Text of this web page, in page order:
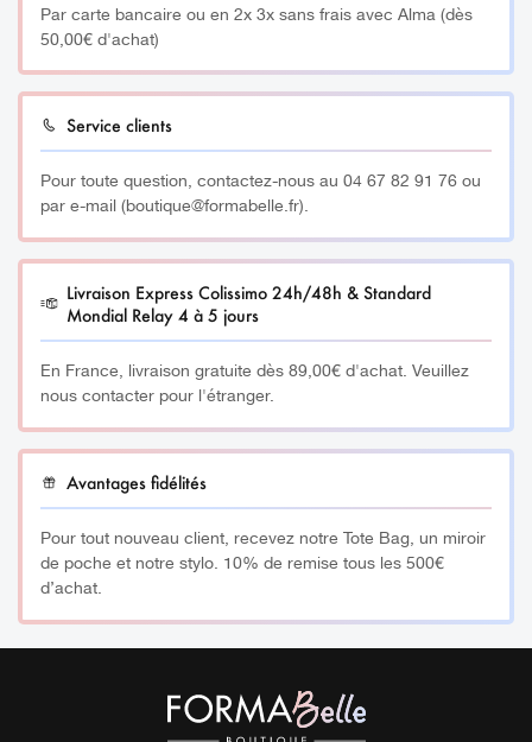
Par carte bancaire ou en 2x 3x sans frais avec Alma (dès
50,00€ d'achat)
Service clients
Pour toute question, contactez-nous au 04 67 82 91 76 ou
par e-mail (boutique@formabelle.fr).
Livraison Express Colissimo 24h/48h & Standard
Mondial Relay 4 à 5 jours
En France, livraison gratuite dès 89,00€ d'achat. Veuillez
nous contacter pour l'étranger.
Avantages fidélités
Pour tout nouveau client, recevez notre Tote Bag, un miroir
de poche et notre stylo. 10% de remise tous les 500€
d’achat.